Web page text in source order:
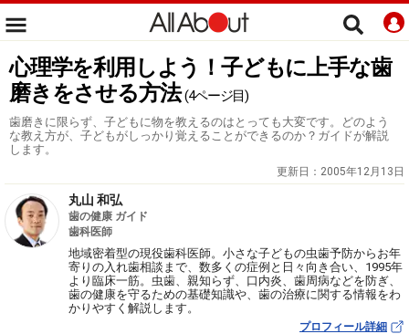
心理学を利用しよう！子どもに上手な歯
磨きをさせる方法 (4ページ目)
歯磨きに限らず、子どもに物を教えるのはとっても大変です。どのよう
な教え方が、子どもがしっかり覚えることができるのか？ガイドが解説
します。
更新日： 2005年12月13日
丸山 和弘
歯の健康 ガイド
歯科医師
地域密着型の現役歯科医師。小さな子どもの虫歯予防からお年
寄りの入れ歯相談まで、数多くの症例と日々向き合い、1995年
より臨床一筋。虫歯、親知らず、口内炎、歯周病などを防ぎ、
歯の健康を守るための基礎知識や、歯の治療に関する情報をわ
かりやすく解説します。
プロフィール詳細